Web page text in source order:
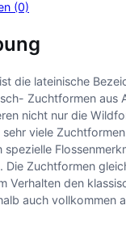
(0)
die lateinische
Zuchtformen aus
nicht nur die
viele
spezielle
Die Zuchtformen
Verhalten den
auch vollkommen